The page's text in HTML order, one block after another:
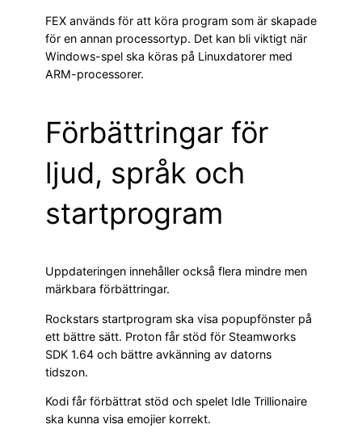
FEX används för att köra program som är skapade
för en annan processortyp. Det kan bli viktigt när
Windows-spel ska köras på Linuxdatorer med
ARM-processorer.
Förbättringar för
ljud, språk och
startprogram
Uppdateringen innehåller också flera mindre men
märkbara förbättringar.
Rockstars startprogram ska visa popupfönster på
ett bättre sätt. Proton får stöd för Steamworks
SDK 1.64 och bättre avkänning av datorns
tidszon.
Kodi får förbättrat stöd och spelet Idle Trillionaire
ska kunna visa emojier korrekt.